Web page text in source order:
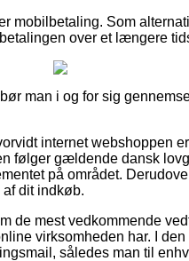
mobilbetaling. Som
over et længere
man i og for sig
internet webshoppen
følger gældende dansk
på området.
dit indkøb.
de mest vedkommende
virksomheden har. I
således man til